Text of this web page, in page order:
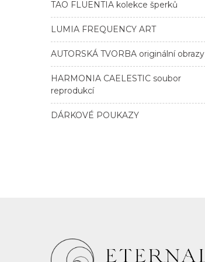
TAO FLUENTIA kolekce šperků
LUMIA FREQUENCY ART
AUTORSKÁ TVORBA originální obrazy
HARMONIA CAELESTIC soubor
reprodukcí
DÁRKOVÉ POUKAZY